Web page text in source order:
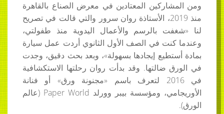
ومن المشاركين المعتادين في معرض الصناع بالقاهرة
منذ 2019، الأستاذة روان سرور والتي قالت في تصريح
لنا «شغفت بالرسم والأعمال اليدوية منذ طفولتي،
وعندما كنت في الصف الأول الثانوي أردت عمل سيارة
بمادة أستطيع إيجادها بسهولة»، وبعد بحث دقيق، وجدت
في الورق ضالتها. وقد بدأت روان رحلتها الاستكشافية
في 2016 لتعرف باسم «مجنونة ورق» أو فنانة
الأوريجامي، ومؤسسة بيبر وورلد Paper World (عالم
الورق).